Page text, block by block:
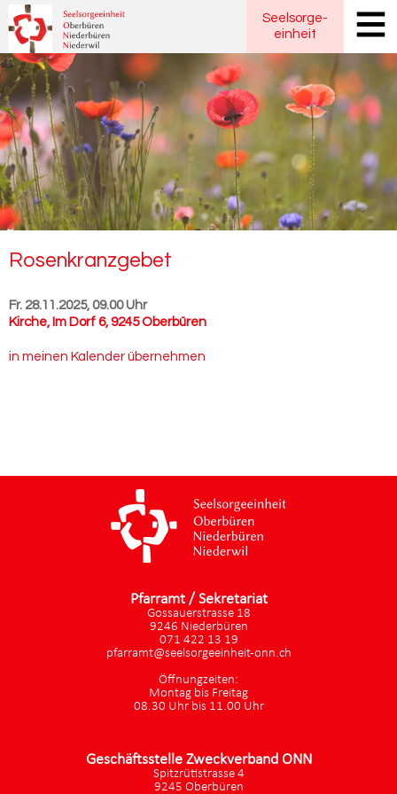
Seelsorge-
einheit
Ro­sen­kranz­ge­bet
Fr. 28.11.2025, 09.00 Uhr
Kirche, Im Dorf 6, 9245 Oberbüren
in meinen Kalender übernehmen
Pfarramt / Sekretariat
Gossauerstrasse 18
9246 Niederbüren
071 422 13 19
pfarramt@seelsorgeeinheit-onn.ch
Öffnungzeiten:
Montag bis Freitag
08.30 Uhr bis 11.00 Uhr
Geschäftsstelle Zweckverband ONN
Spitzrütistrasse 4
9245 Oberbüren